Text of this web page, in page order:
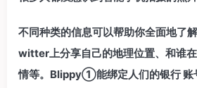
不同种类的信息可以帮助你全面地了
witter上分享自己的地理位置、和谁
情等。Blippy①能绑定人们的银行 账